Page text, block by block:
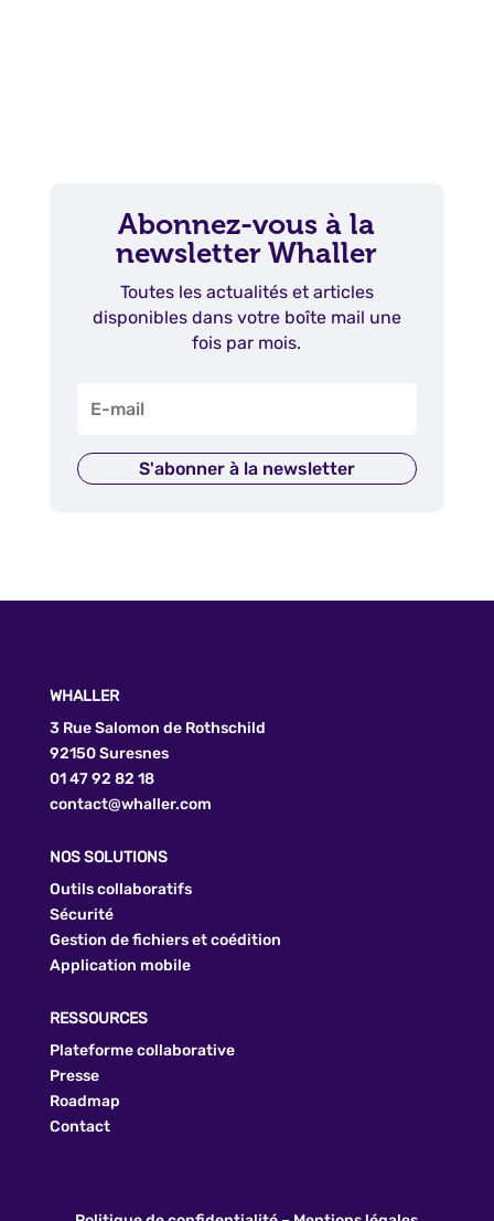
Abonnez-vous à la
newsletter Whaller
Toutes les actualités et articles
disponibles dans votre boîte mail une
fois par mois.
S'abonner à la newsletter
WHALLER
3 Rue Salomon de Rothschild
92150 Suresnes
01 47 92 82 18
contact@whaller.com
NOS SOLUTIONS
Outils collaboratifs
Sécurité
Gestion de fichiers et coédition
Application mobile
RESSOURCES
Plateforme collaborative
Presse
Roadmap
Contact